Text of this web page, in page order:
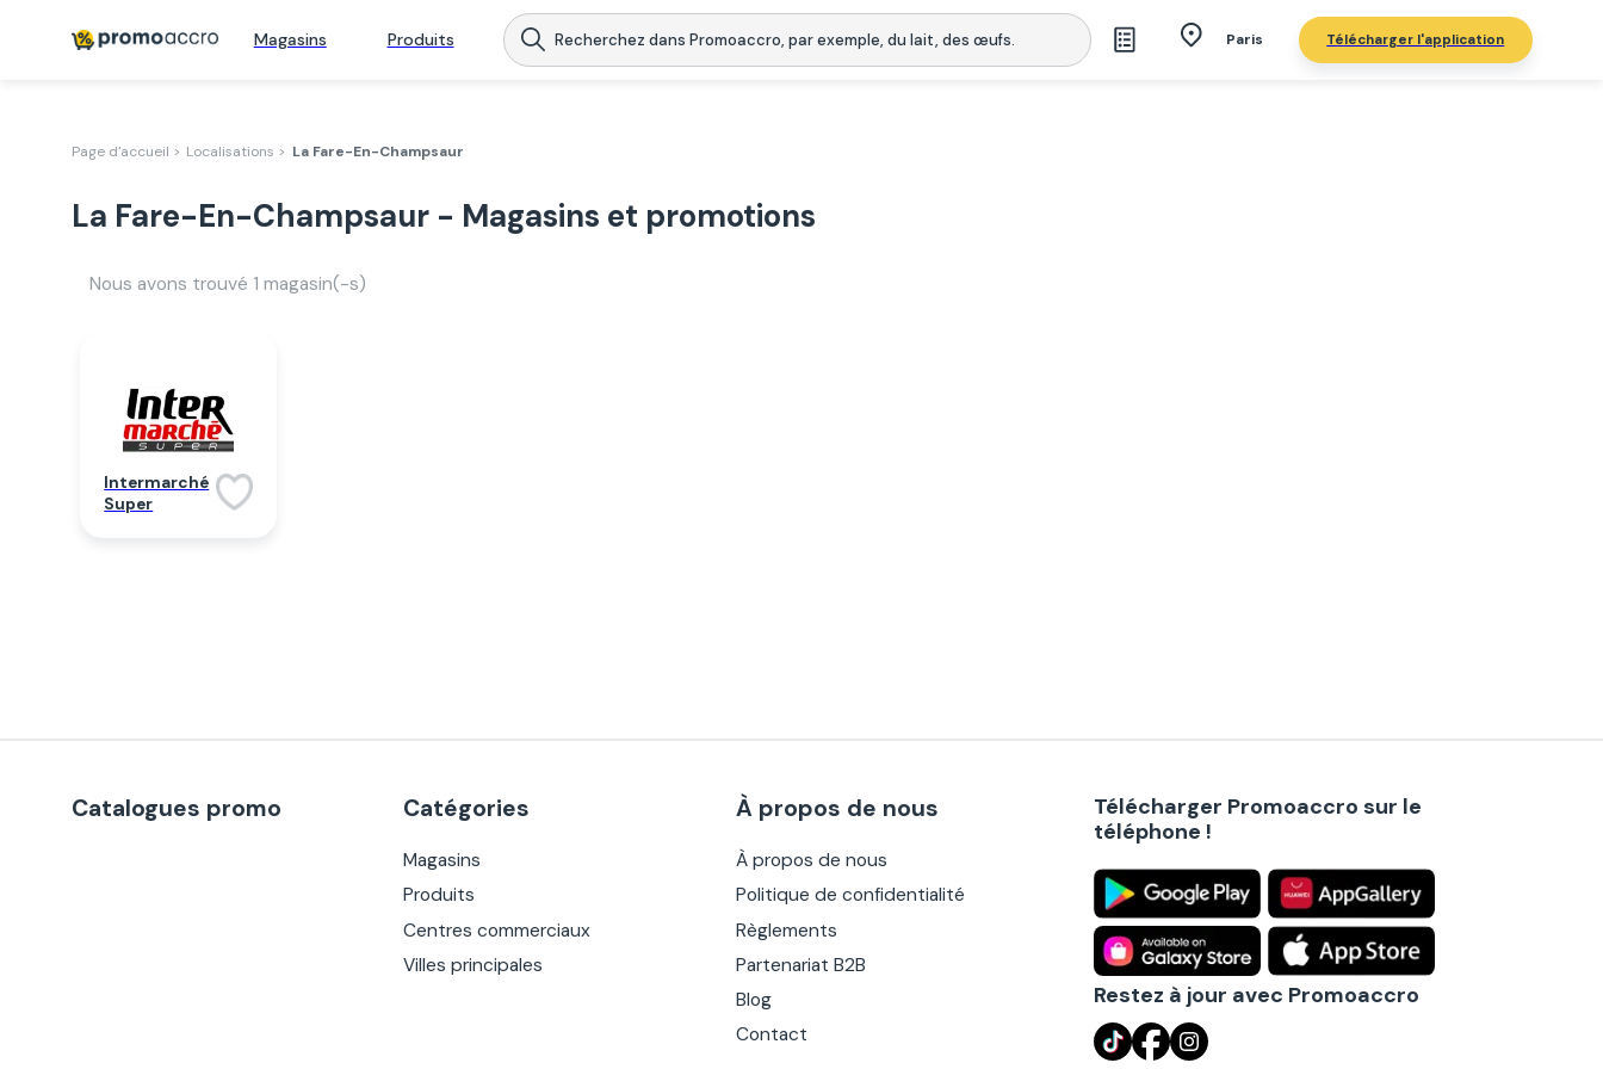
Magasins Produits Paris Télécharger l'application
Page d'accueil > Localisations > La Fare-En-Champsaur
La Fare-En-Champsaur - Magasins et promotions
Nous avons trouvé 1 magasin(-s)
Intermarché
Super
Catalogues promo Catégories
Magasins
Produits
Centres commerciaux
Villes principales
À propos de nous
À propos de nous
Politique de confidentialité
Règlements
Partenariat B2B
Blog
Contact
Télécharger Promoaccro sur le
téléphone !
Restez à jour avec Promoaccro